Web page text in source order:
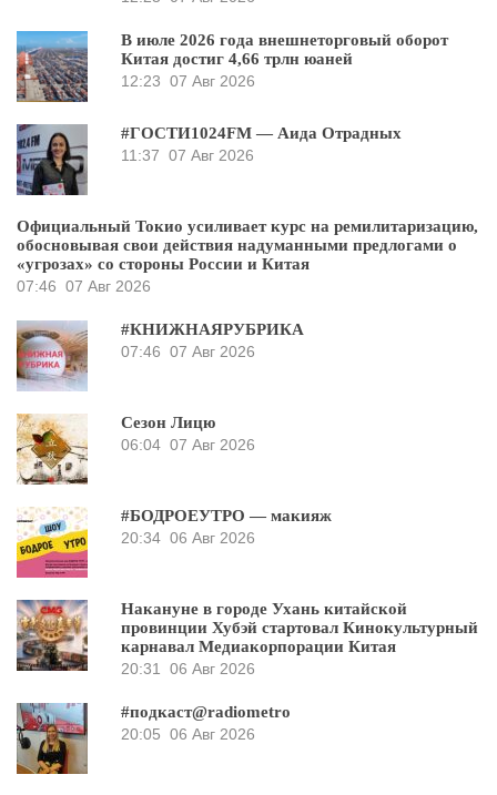
В июле 2026 года внешнеторговый оборот
Китая достиг 4,66 трлн юаней
12:23 07 Авг 2026
#ГОСТИ1024FM — Аида Отрадных
11:37 07 Авг 2026
Официальный Токио усиливает курс на ремилитаризацию,
обосновывая свои действия надуманными предлогами о
«угрозах» со стороны России и Китая
07:46 07 Авг 2026
#КНИЖНАЯРУБРИКА
07:46 07 Авг 2026
Сезон Лицю
06:04 07 Авг 2026
#БОДРОЕУТРО — макияж
20:34 06 Авг 2026
Накануне в городе Ухань китайской
провинции Хубэй стартовал Кинокультурный
карнавал Медиакорпорации Китая
20:31 06 Авг 2026
#подкаст@radiometro
20:05 06 Авг 2026